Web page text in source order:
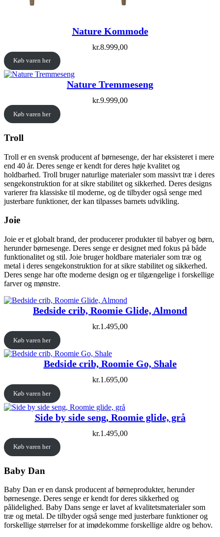
Nature Kommode
kr.8.999,00
Køb varen her
Nature Tremmeseng
kr.9.999,00
Køb varen her
Troll
Troll er en svensk producent af børnesenge, der har eksisteret i mere
end 40 år. Deres senge er kendt for deres høje kvalitet og
holdbarhed. Troll bruger naturlige materialer som massivt træ i deres
sengekonstruktion for at sikre stabilitet og sikkerhed. Deres designs
varierer fra klassiske til moderne, og de tilbyder også senge med
justerbare funktioner, der kan tilpasses barnets udvikling.
Joie
Joie er et globalt brand, der producerer produkter til babyer og børn,
herunder børnesenge. Deres senge er designet med fokus på både
funktionalitet og stil. Joie bruger holdbare materialer som træ og
metal i deres sengekonstruktion for at sikre stabilitet og sikkerhed.
Deres senge har ofte moderne design og er tilgængelige i forskellige
farver og mønstre.
Bedside crib, Roomie Glide, Almond
kr.1.495,00
Køb varen her
Bedside crib, Roomie Go, Shale
kr.1.695,00
Køb varen her
Side by side seng, Roomie glide, grå
kr.1.495,00
Køb varen her
Baby Dan
Baby Dan er en dansk producent af børneprodukter, herunder
børnesenge. Deres senge er kendt for deres sikkerhed og
pålidelighed. Baby Dans senge er lavet af kvalitetsmaterialer som
træ og metal. De tilbyder også senge med justerbare funktioner og
forskellige størrelser for at imødekomme forskellige aldre og behov.